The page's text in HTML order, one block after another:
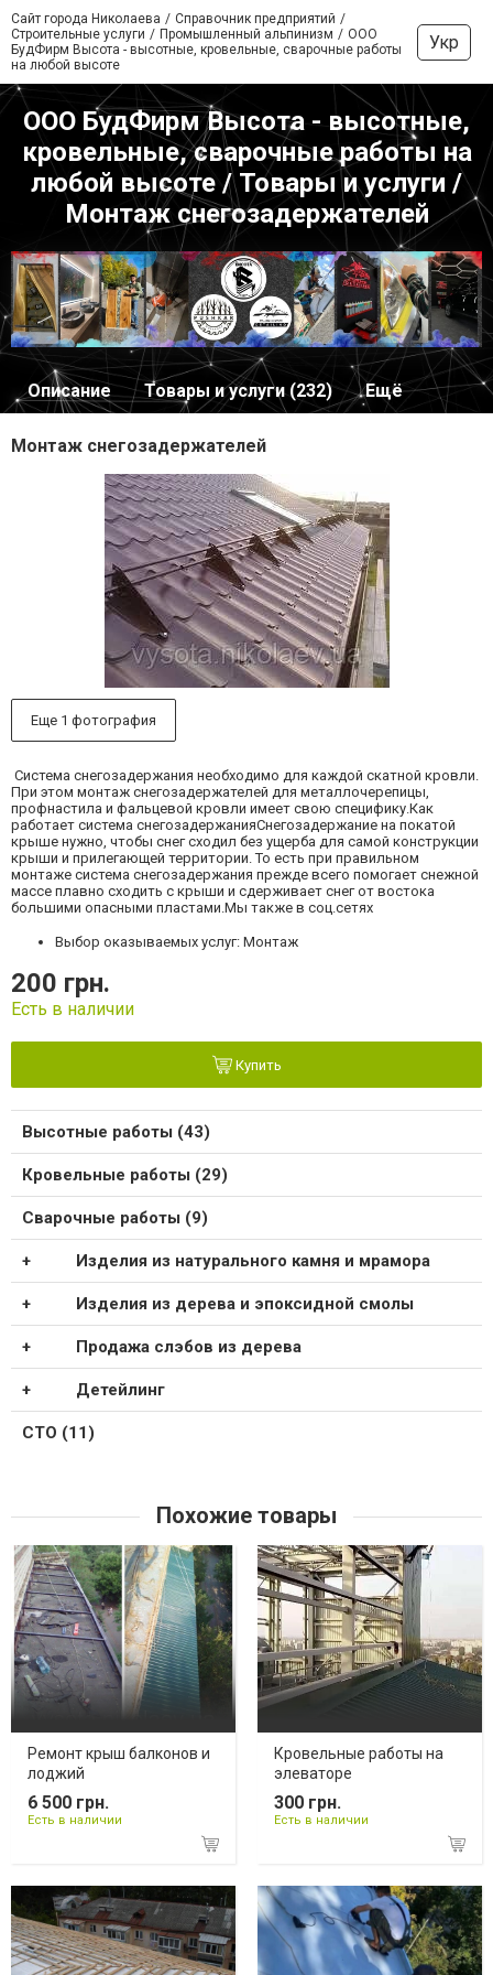
Сайт города Николаева
Справочник предприятий
Строительные услуги
Промышленный альпинизм
ООО
БудФирм Высота - высотные, кровельные, сварочные работы
на любой высоте
Укр
ООО БудФирм Высота - высотные,
кровельные, сварочные работы на
любой высоте / Товары и услуги /
Монтаж снегозадержателей
Описание Товары и услуги (232) Ещё
Монтаж снегозадержателей
Еще 1 фотография
Система снегозадержания необходимо для каждой скатной кровли.
При этом монтаж снегозадержателей для металлочерепицы,
профнастила и фальцевой кровли имеет свою специфику.Как
работает система снегозадержанияСнегозадержание на покатой
крыше нужно, чтобы снег сходил без ущерба для самой конструкции
крыши и прилегающей территории. То есть при правильном
монтаже система снегозадержания прежде всего помогает снежной
массе плавно сходить с крыши и сдерживает снег от востока
большими опасными пластами.Мы также в соц.сетях
Выбор оказываемых услуг: Монтаж
200 грн.
Есть в наличии
Купить
Высотные работы (43)
Кровельные работы (29)
Сварочные работы (9)
Изделия из натурального камня и мрамора
Изделия из дерева и эпоксидной смолы
Продажа слэбов из дерева
Детейлинг
СТО (11)
Похожие товары
Ремонт крыш балконов и
лоджий
6 500 грн.
Есть в наличии
Кровельные работы на
элеваторе
300 грн.
Есть в наличии